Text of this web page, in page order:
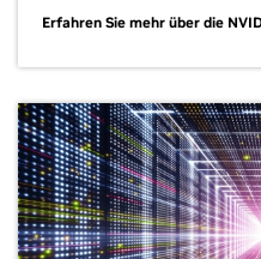
Erfahren Sie mehr über die